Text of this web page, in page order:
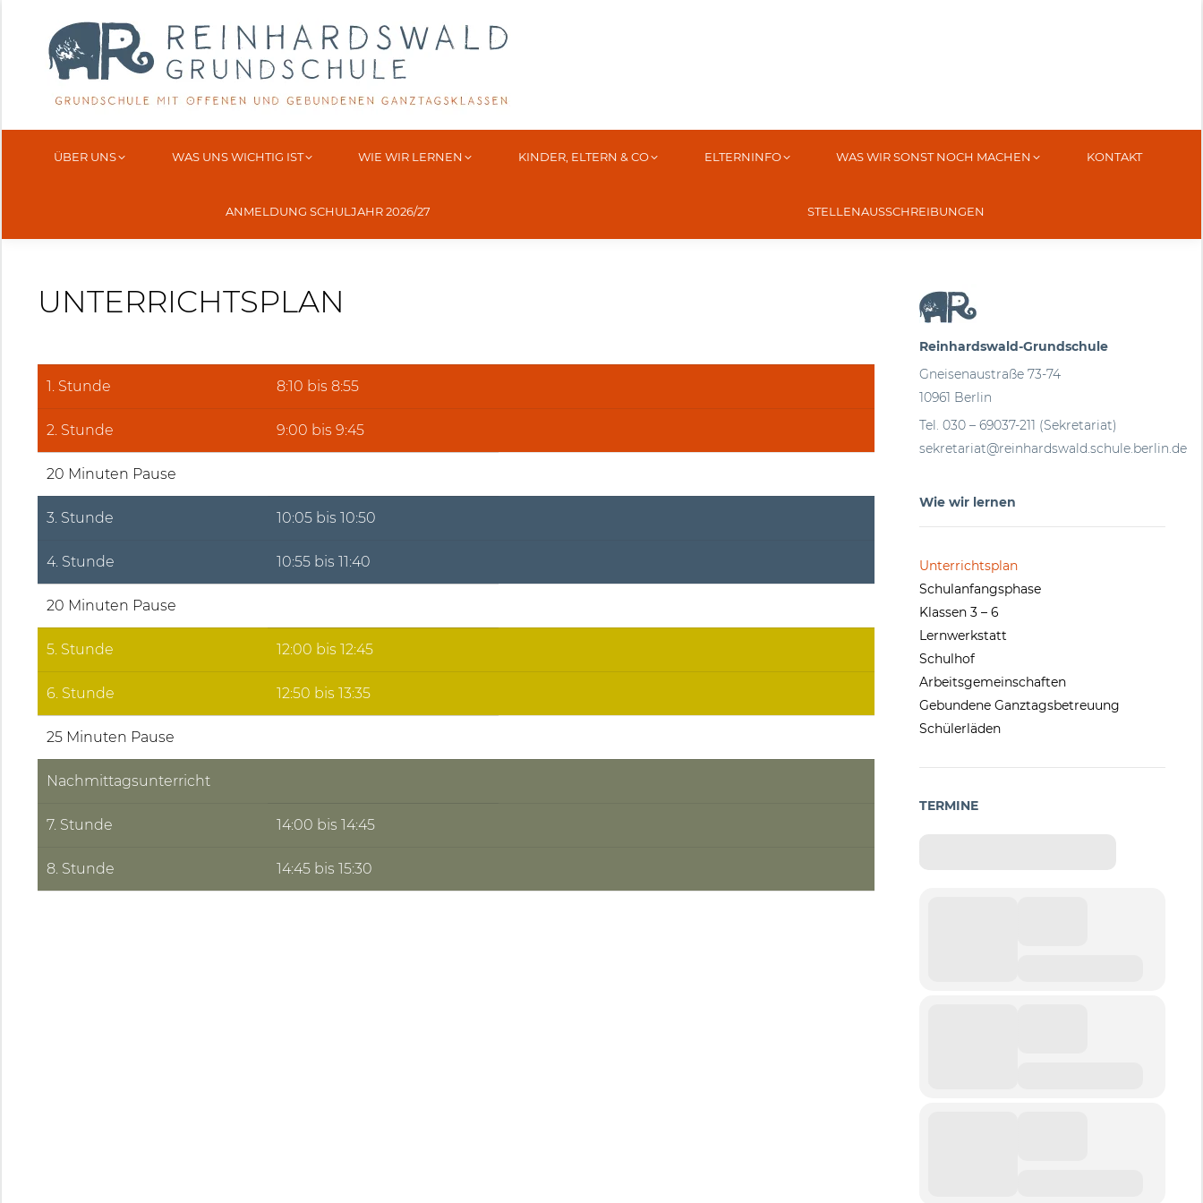
ÜBER UNS WAS UNS WICHTIG IST WIE WIR LERNEN KINDER, ELTERN & CO ELTERNINFO WAS WIR SONST NOCH MACHEN KONTAKT
ANMELDUNG SCHULJAHR 2026/27 STELLENAUSSCHREIBUNGEN
UNTERRICHTSPLAN
1. Stunde 8:10 bis 8:55
2. Stunde 9:00 bis 9:45
20 Minuten Pause
3. Stunde 10:05 bis 10:50
4. Stunde 10:55 bis 11:40
20 Minuten Pause
5. Stunde 12:00 bis 12:45
6. Stunde 12:50 bis 13:35
25 Minuten Pause
Nachmittagsunterricht
7. Stunde 14:00 bis 14:45
8. Stunde 14:45 bis 15:30
Reinhardswald-Grundschule
Gneisenaustraße 73-74
10961 Berlin
Tel. 030 – 69037-211 (Sekretariat)
sekretariat@reinhardswald.schule.berlin.de
Wie wir lernen
Unterrichtsplan
Schulanfangsphase
Klassen 3 – 6
Lernwerkstatt
Schulhof
Arbeitsgemeinschaften
Gebundene Ganztagsbetreuung
Schülerläden
TERMINE